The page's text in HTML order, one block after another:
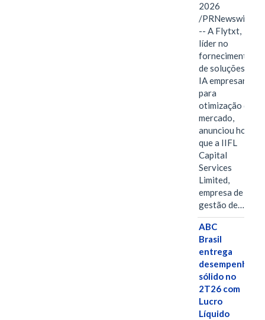
2026
/PRNewswire/
-- A Flytxt,
líder no
fornecimento
de soluções de
IA empresarial
para
otimização de
mercado,
anunciou hoje
que a IIFL
Capital
Services
Limited,
empresa de
gestão de…
ABC
Brasil
entrega
desempenho
sólido no
2T26 com
Lucro
Líquido